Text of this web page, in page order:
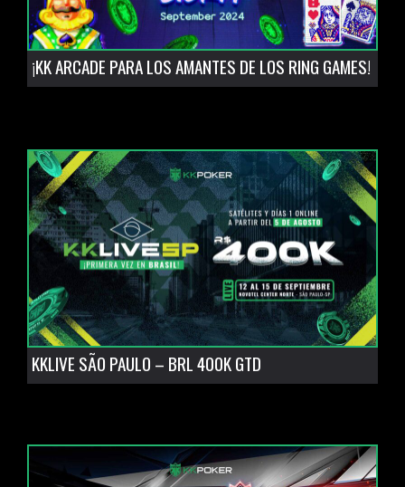
¡KK ARCADE PARA LOS AMANTES DE LOS RING GAMES!
KKLIVE SÃO PAULO – BRL 400K GTD